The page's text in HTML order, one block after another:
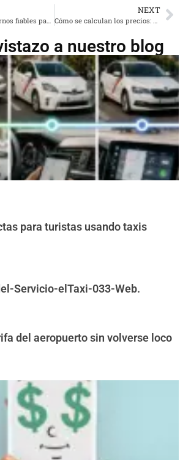
NEXT
a nuestro blog
para turistas usando taxis
Servicio-elTaxi-033-Web.
del aeropuerto sin volverse loco